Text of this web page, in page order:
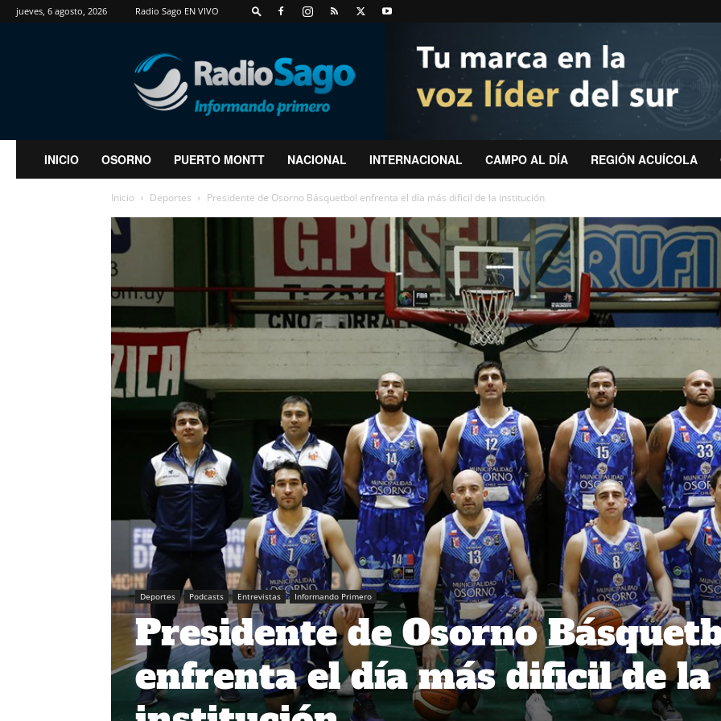
jueves, 6 agosto, 2026 Radio Sago EN VIVO
RadioSago
INICIO OSORNO PUERTO MONTT NACIONAL INTERNACIONAL CAMPO AL DÍA REGIÓN ACUÍCOLA
Inicio Deportes Presidente de Osorno Básquetbol enfrenta el día más dificil de la institución
Deportes Podcasts Entrevistas Informando Primero
Presidente de Osorno
enfrenta el día más dificil de la